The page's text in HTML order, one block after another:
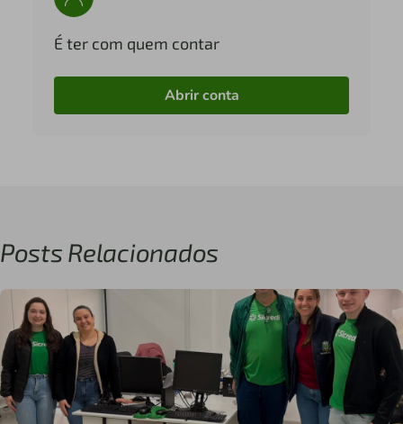
É ter com quem contar
Abrir conta
Posts Relacionados